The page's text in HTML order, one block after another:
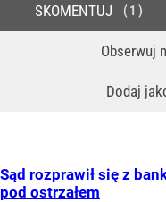
Obserwuj
Dodaj
SKOMENTUJ 1
Sąd rozprawił się z
pod ostrzałem